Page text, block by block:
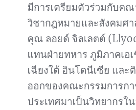
มีการเตรียมตัวร่วมกับคณ
วิชากฎหมายและสังคมศา
คุณ ลอยด์ จิลเลตต์
แทนฝ่ายทหาร ภูมิภาคเอ
เฉียงใต้ อินโดนีเซีย และ
ออกของคณะกรรมการก
ประเทศมาเป็นวิทยากรใ